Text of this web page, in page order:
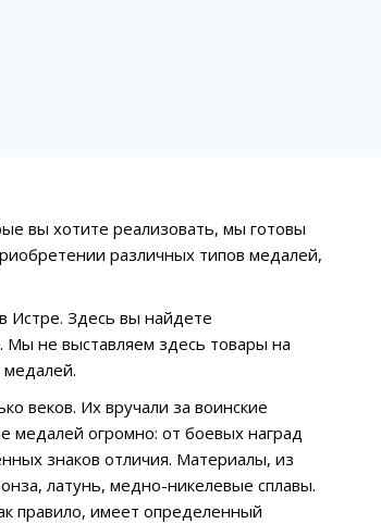
вы хотите реализовать, мы готовы
различных типов медалей,
Истре. Здесь вы найдете
не выставляем здесь товары на
медалей.
веков. Их вручали за воинские
медалей огромно: от боевых наград
знаков отличия. Материалы, из
латунь, медно-никелевые сплавы.
правило, имеет определенный